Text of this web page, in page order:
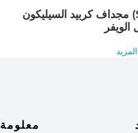
مجداف كربيد السيليكون (SiC) المشرب بالسيليكون
معلومة